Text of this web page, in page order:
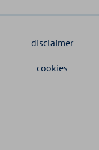
disclaimer
cookies